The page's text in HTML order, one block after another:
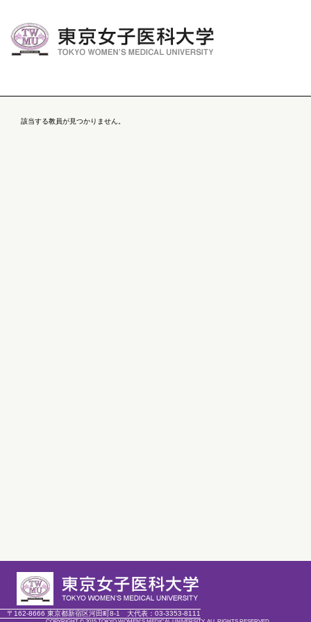
該当する教員が見つかりません。
〒162-8666 東京都新宿区河田町8-1 大代表： 03-3353-8111